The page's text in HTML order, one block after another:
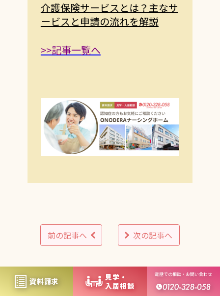
介護保険サービスとは？主なサ
ービスと申請の流れを解説
>>記事一覧へ
前の記事へ 次の記事へ
資料請求
⾒学・
⼊居相談
電話での相談・お問い合わせ